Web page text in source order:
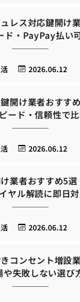
レス対応鍵開け
ド・PayPay払い
2026.06.12
開け業者おすす
ード・信頼性で
2026.06.12
業者おすすめ5
ヤル解読に即日
2026.06.12
コンセント増設
や失敗しない選び